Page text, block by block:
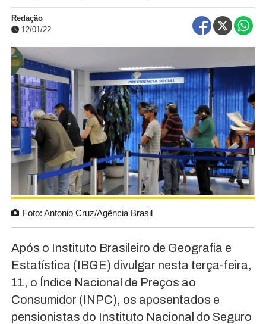
Redação
12/01/22
Foto: Antonio Cruz/Agência Brasil
Após o Instituto Brasileiro de Geografia e
Estatística (IBGE) divulgar nesta terça-feira,
11, o Índice Nacional de Preços ao
Consumidor (INPC), os aposentados e
pensionistas do Instituto Nacional do Seguro